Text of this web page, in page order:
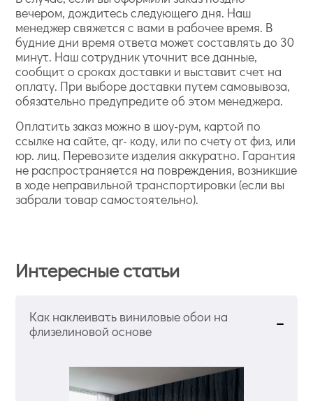
вечером, дождитесь следующего дня. Наш
менеджер свяжется с вами в рабочее время. В
будние дни время ответа может составлять до 30
минут. Наш сотрудник уточнит все данные,
сообщит о сроках доставки и выставит счет на
оплату. При выборе доставки путем самовывоза,
обязательно предупредите об этом менеджера.
Оплатить заказ можно в шоу-рум, картой по
ссылке на сайте, qr- коду, или по счету от физ, или
юр. лиц. Перевозите изделия аккуратно. Гарантия
не распространяется на повреждения, возникшие
в ходе неправильной транспортировки (если вы
забрали товар самостоятельно).
Интересные статьи
Как наклеивать виниловые обои на
флизелиновой основе